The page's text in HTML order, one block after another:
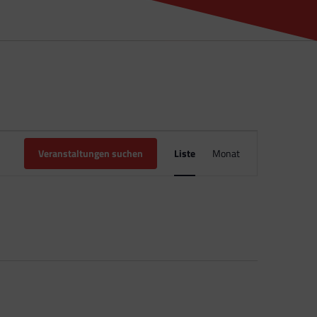
Veranstaltungen suchen Ansichten-
Liste Monat